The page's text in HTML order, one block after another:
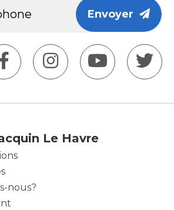
Envoyer
Le Havre
nous?